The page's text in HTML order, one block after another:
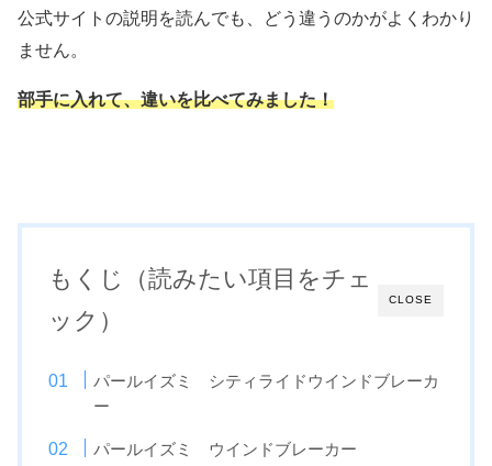
公式サイトの説明を読んでも、どう違うのかがよくわかり
ません。
部手に入れて、違いを比べてみました！
CLOSE
もくじ（読みたい項目をチェ
ック）
パールイズミ シティライドウインドブレーカ
ー
パールイズミ ウインドブレーカー